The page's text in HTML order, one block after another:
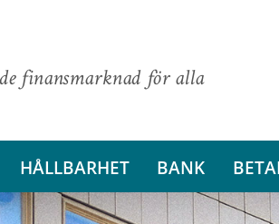
finansmarknad för alla
HÅLLBARHET BANK